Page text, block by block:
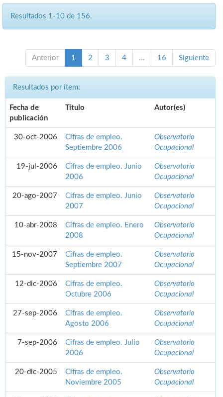
Resultados 1-10 de 156.
Anterior 1 2 3 4 ... 16 Siguiente
Resultados por ítem:
Fecha de
publicación
Título Autor(es)
30-oct-2006
Cifras de empleo.
Septiembre 2006
Observatorio
Ocupacional
19-jul-2006
Cifras de empleo. Junio
2006
Observatorio
Ocupacional
20-ago-2007
Cifras de empleo. Junio
2007
Observatorio
Ocupacional
10-abr-2008
Cifras de empleo. Enero
2008
Observatorio
Ocupacional
15-nov-2007
Cifras de empleo.
Septiembre 2007
Observatorio
Ocupacional
12-dic-2006
Cifras de empleo.
Octubre 2006
Observatorio
Ocupacional
27-sep-2006
Cifras de empleo.
Agosto 2006
Observatorio
Ocupacional
7-sep-2006
Cifras de empleo. Julio
2006
Observatorio
Ocupacional
20-dic-2005
Cifras de empleo.
Noviembre 2005
Observatorio
Ocupacional